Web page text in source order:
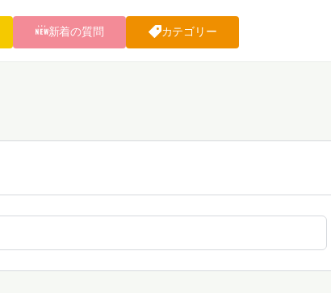
新着の質問 カテゴリー